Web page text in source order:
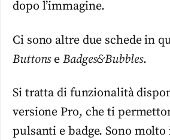
dopo l’immagine.
Ci sono altre due schede in
Buttons eBadges&Bubbles.
Si tratta di funzionalità
versione Pro, che ti
pulsanti e badge. Sono